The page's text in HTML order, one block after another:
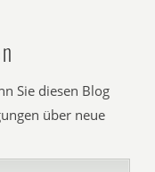
Sie diesen Blog
über neue